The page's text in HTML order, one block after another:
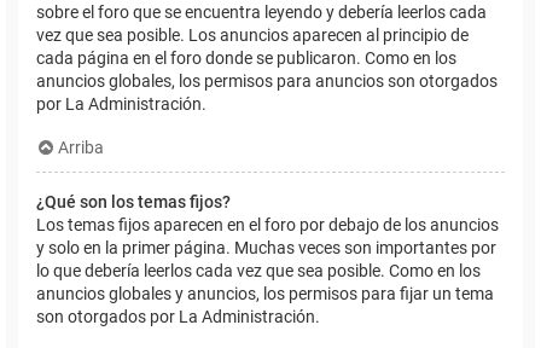
sobre el foro que se encuentra leyendo y debería leerlos cada
vez que sea posible. Los anuncios aparecen al principio de
cada página en el foro donde se publicaron. Como en los
anuncios globales, los permisos para anuncios son otorgados
por La Administración.
Arriba
¿Qué son los temas fijos?
Los temas fijos aparecen en el foro por debajo de los anuncios
y solo en la primer página. Muchas veces son importantes por
lo que debería leerlos cada vez que sea posible. Como en los
anuncios globales y anuncios, los permisos para fijar un tema
son otorgados por La Administración.